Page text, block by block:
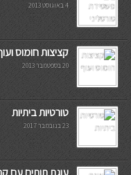
4 באוגוסט 2013
קציצות חומוס
20 בספטמבר 2013
טורטיות ביתיות
23 בנובמבר 2017